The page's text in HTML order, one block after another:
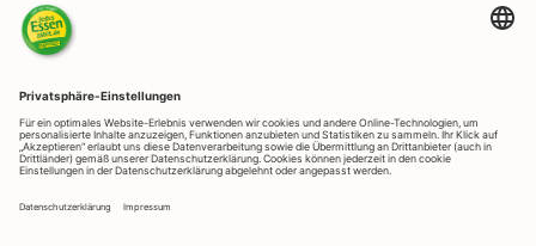
beantworten wir deine Fragen.
Kontaktiere uns hier
Rapunzelstr. 1, 87764 Legau